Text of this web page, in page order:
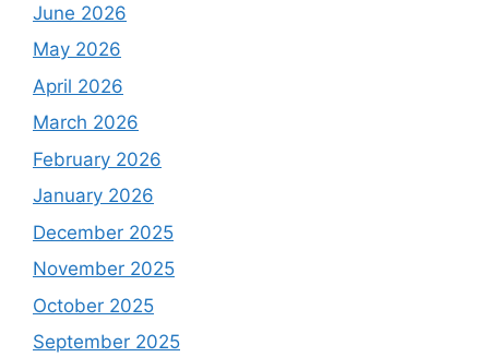
June 2026
May 2026
April 2026
March 2026
February 2026
January 2026
December 2025
November 2025
October 2025
September 2025